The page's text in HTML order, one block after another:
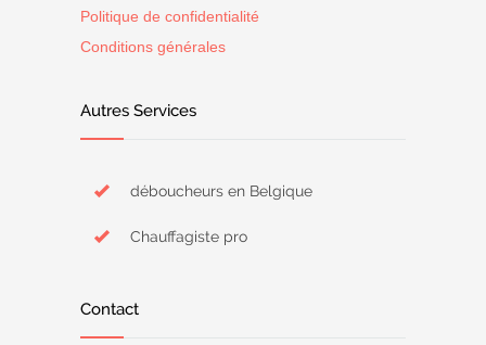
Politique de confidentialité
Conditions générales
Autres Services
déboucheurs en Belgique
Chauffagiste pro
Contact